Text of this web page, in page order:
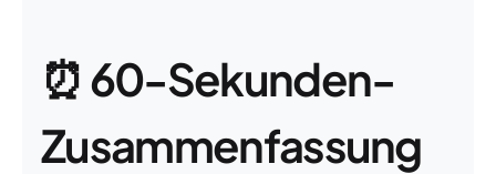
⏰ 60-Sekunden-
Zusammenfassung